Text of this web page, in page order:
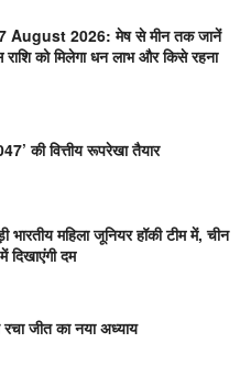
2026: मेष से मीन तक जानें
को मिलेगा धन लाभ और किसे रहना
की वित्तीय रूपरेखा तैयार
भारतीय महिला जूनियर हॉकी टीम में, चीन
दिखाएंगी दम
जीत का नया अध्याय